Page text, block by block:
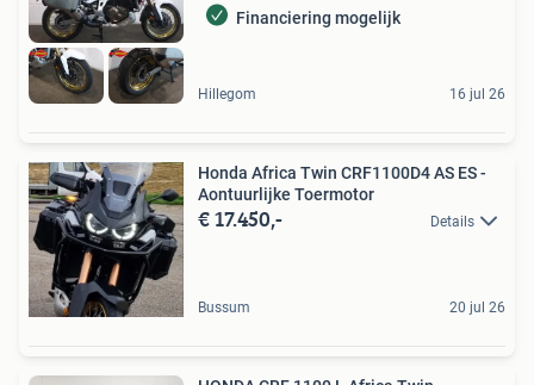
Financiering mogelijk
Hillegom 16 jul 26
Honda Africa Twin CRF1100D4 AS ES -
Aontuurlijke Toermotor
€ 17.450,- Details
Bussum 20 jul 26